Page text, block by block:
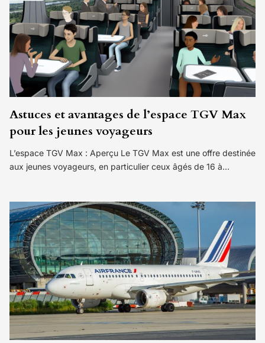
Astuces et avantages de l’espace TGV Max
pour les jeunes voyageurs
L’espace TGV Max : Aperçu Le TGV Max est une offre destinée
aux jeunes voyageurs, en particulier ceux âgés de 16 à…